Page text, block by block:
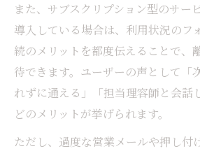
また、サブスクリプション型のサー
導入している場合は、利用状況のフ
続のメリットを都度伝えることで、
待できます。ユーザーの声として「
れずに通える」「担当理容師と会話
どのメリットが挙げられます。
ただし、過度な営業メールや押し付